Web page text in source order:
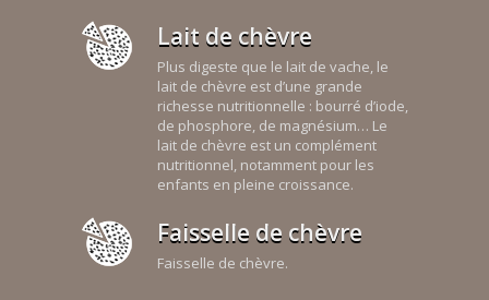
Lait de chèvre
Plus digeste que le lait de vache, le
lait de chèvre est d’une grande
richesse nutritionnelle : bourré d’iode,
de phosphore, de magnésium… Le
lait de chèvre est un complément
nutritionnel, notamment pour les
enfants en pleine croissance.
Faisselle de chèvre
Faisselle de chèvre.